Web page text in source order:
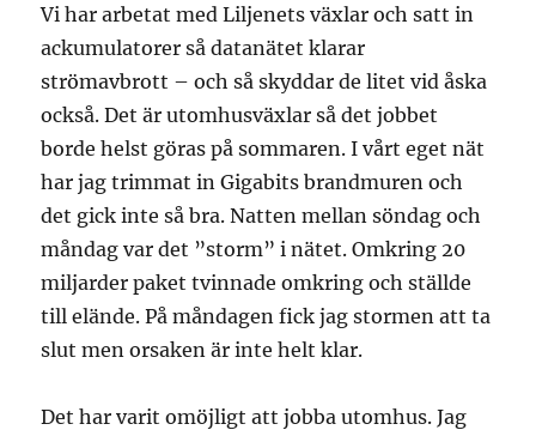
Vi har arbetat med Liljenets växlar och satt in
ackumulatorer så datanätet klarar
strömavbrott – och så skyddar de litet vid åska
också. Det är utomhusväxlar så det jobbet
borde helst göras på sommaren. I vårt eget nät
har jag trimmat in Gigabits brandmuren och
det gick inte så bra. Natten mellan söndag och
måndag var det ”storm” i nätet. Omkring 20
miljarder paket tvinnade omkring och ställde
till elände. På måndagen fick jag stormen att ta
slut men orsaken är inte helt klar.
Det har varit omöjligt att jobba utomhus. Jag